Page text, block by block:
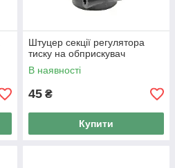
Штуцер секції регулятора
тиску на обприскувач
В наявності
45 ₴
Купити